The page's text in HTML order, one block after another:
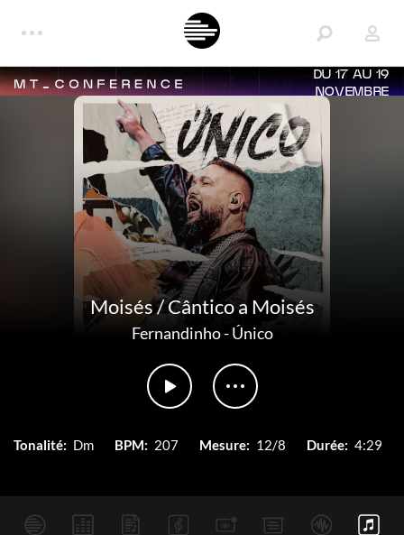
DU 17 AU 19
NOVEMBRE
Moisés / Cântico a Moisés
Fernandinho-Único
Tonalité: Dm BPM: 207 Mesure: 12/8 Durée: 4:29